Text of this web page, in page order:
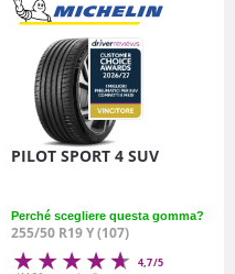
PILOT SPORT 4 SUV
Perché scegliere questa gomma?
255/50 R19 Y (107)
4,7/5